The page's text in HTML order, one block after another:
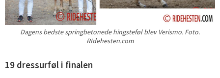
Dagens bedste springbetonede hingsteføl blev Verismo. Foto.
RIdehesten.com
19 dressurføl i finalen